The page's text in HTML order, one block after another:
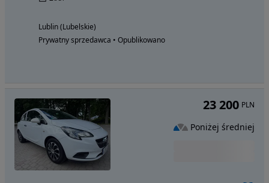
Lublin (Lubelskie)
Prywatny sprzedawca • Opublikowano
23 200 PLN
Poniżej średniej